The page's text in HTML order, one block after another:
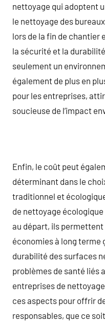
nettoyage qui adoptent
le nettoyage des
lors de la fin de chantier
la sécurité et la
seulement un
également de plus en
pour les entreprises,
soucieuse de l’impact
Enfin, le coût peut
déterminant dans le
traditionnel et
de nettoyage
au départ, ils
économies à long terme
durabilité des surfaces
problèmes de santé liés
entreprises de
ces aspects pour offrir
responsables, que ce